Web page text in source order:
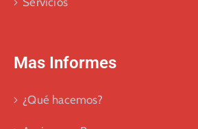
Mas Informes
¿Qué hacemos?